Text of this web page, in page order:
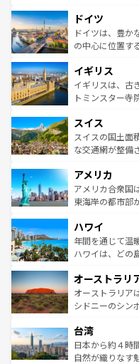
せる。地方によ
ンテンツ一覧を
で、幅広い魅力
聖堂、美しいビ
から魅了する。
いる。シャンパ
香り高いラベン
らに、パリ以外
れる地方に足を
き
を参照してほし
ドイツ
ドイツは、豊か
の中心に位置す
顔を持つこの国
ルリンの文化的
してライン川沿
は、お酒好きな人に
ドイツ情報はコ
イギリス
イギリスは、古
トミンスター寺
リアごとに異な
ティー、ビール
戦など、本場だ
ンツ一覧を参照
スイス
スイスの国土面
な交通網が整備
の建物がそのま
博物館もあり、
ことができる。
ば市内交通費無料
着のスイス情報
アメリカ
アメリカ合衆国
東海岸の都市部
のような巨大都
ンメントが詰ま
西部には大自然
部のニューオー
文化が魅力。旅
しみながら、そ
ならではの贅沢な旅のスタ
情報はコンテン
ハワイ
年間を通じて温
ハワイは、どの
ワイ島は見逃せ
島だが、静かな
おすすめ。エメ
れるおもてなし
人々、おいしい
ク、伝統的なフ
オーストラリ
オーストラリア
シドニーのシン
リアリーフや大
ク）、タスマニ
ど、見どころが
台湾
日本から約４時
自然が織りなす